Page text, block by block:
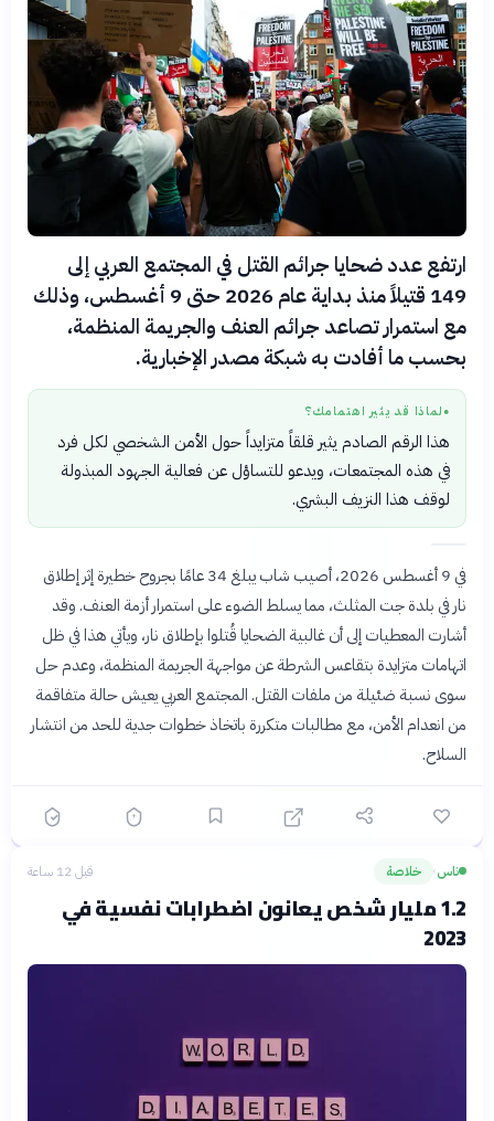
ارتفع عدد ضحايا جرائم القتل في المجتمع العربي إلى
149 قتيلاً منذ بداية عام 2026 حتى 9 أغسطس، وذلك
مع استمرار تصاعد جرائم العنف والجريمة المنظمة،
بحسب ما أفادت به شبكة مصدر الإخبارية.
● لماذا قد يثير اهتمامك؟
هذا الرقم الصادم يثير قلقاً متزايداً حول الأمن الشخصي لكل فرد
في هذه المجتمعات، ويدعو للتساؤل عن فعالية الجهود المبذولة
لوقف هذا النزيف البشري.
في 9 أغسطس 2026، أصيب شاب يبلغ 34 عامًا بجروح خطيرة إثر إطلاق
نار في بلدة جت المثلث، مما يسلط الضوء على استمرار أزمة العنف. وقد
أشارت المعطيات إلى أن غالبية الضحايا قُتلوا بإطلاق نار، ويأتي هذا في ظل
اتهامات متزايدة بتقاعس الشرطة عن مواجهة الجريمة المنظمة، وعدم حل
سوى نسبة ضئيلة من ملفات القتل. المجتمع العربي يعيش حالة متفاقمة
من انعدام الأمن، مع مطالبات متكررة باتخاذ خطوات جدية للحد من انتشار
السلاح.
ناس› خلاصة قبل 12 ساعة
1.2 مليار شخص يعانون اضطرابات نفسية في
2023